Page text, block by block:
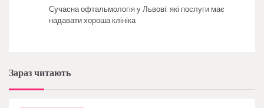
Сучасна офтальмологія у Львові: які послуги має
надавати хороша клініка
Зараз читають